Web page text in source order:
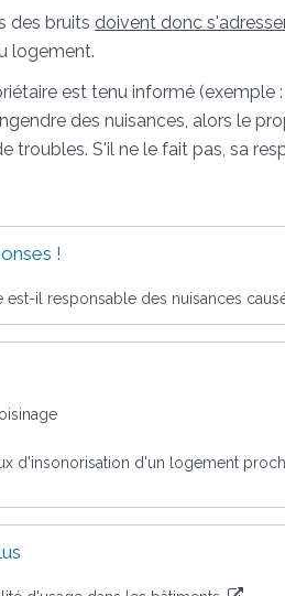
des bruits doivent donc
logement.
est tenu informé
des nuisances, alors le
troubles. S'il ne le fait pas, sa
!
est-il responsable des nuisances
d'insonorisation d'un logement